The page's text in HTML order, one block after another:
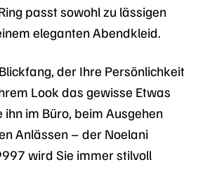
passt sowohl zu lässigen
eleganten Abendkleid.
der Ihre Persönlichkeit
Look das gewisse Etwas
ihn im Büro, beim Ausgehen
Anlässen – der Noelani
wird Sie immer stilvoll